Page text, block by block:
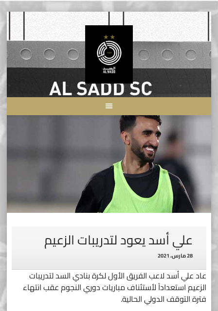
Skip
content
علي أسد يعود لتدريبات الزعيم
28 مارس، 2021
عاد علي أسد لاعب الفريق الأول لكرة بنادي السد لتدريبات
الزعيم استعداداً لأستئناف مباريات دوري النجوم عقب انتهاء
فترة التوقف الدولي الحالية.